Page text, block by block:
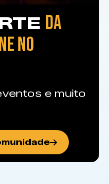
DA
NO
e muito